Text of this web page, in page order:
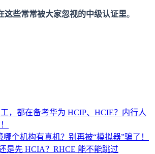
这些常常被大家忽视的中级认证里。
，都在备考华为 HCIP、HCIE？内行人
个机构有真机？别再被“模拟器”骗了！
是先 HCIA？RHCE 能不能跳过